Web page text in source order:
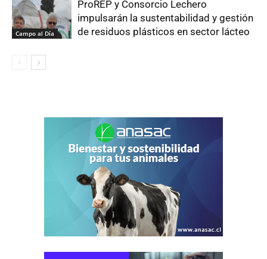
Campo al Día
ProREP y Consorcio Lechero
impulsarán la sustentabilidad y gestión
de residuos plásticos en sector lácteo